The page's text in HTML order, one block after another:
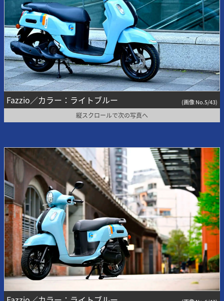
Fazzio／カラー：ライトブルー (画像 No.5/43)
縦スクロールで次の写真へ